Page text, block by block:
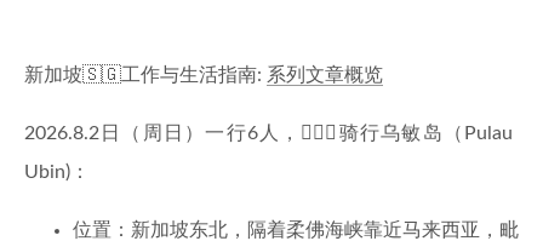
新加坡🇸🇬工作与生活指南: 系列文章概览
2026.8.2日（周日）一行6人，🚴🏻‍♂️骑行乌敏岛（Pulau
Ubin)：
位置：新加坡东北，隔着柔佛海峡靠近马来西亚，毗